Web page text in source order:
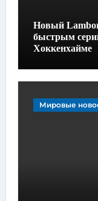
Новый
быстрым
Хоккенхайме
Мировые